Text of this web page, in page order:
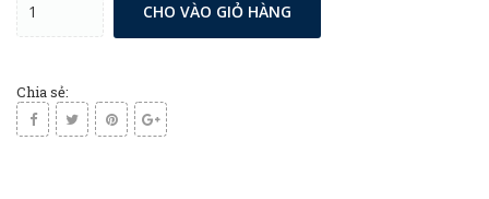
CHO VÀO GIỎ HÀNG
Chia sẻ: